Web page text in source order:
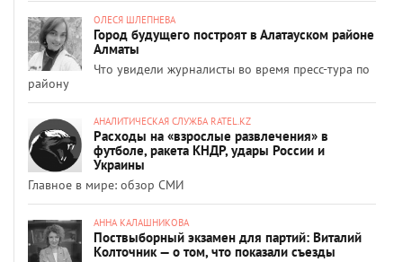
ОЛЕСЯ ШЛЕПНЕВА
Город будущего построят в Алатауском районе
Алматы
Что увидели журналисты во время пресс-тура по
району
АНАЛИТИЧЕСКАЯ СЛУЖБА RATEL.KZ
Расходы на «взрослые развлечения» в
футболе, ракета КНДР, удары России и
Украины
Главное в мире: обзор СМИ
АННА КАЛАШНИКОВА
Поствыборный экзамен для партий: Виталий
Колточник — о том, что показали съезды